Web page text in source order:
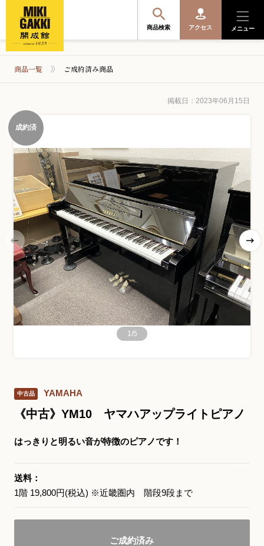
商品検索 アクセス メニュー
便利なサービス
開成館を知る
音楽教室・イベント情報
サポート・購入特典
お問い合わせ総合窓口
06-6252-0432
三木楽器 開成館
〒541-0057
大阪府大阪市中央区北久宝寺町3丁目3−4
商品一覧 ご成約済み商品
掲載日：2023年06月15日
成約済
1/5
中古品 YAMAHA
《中古》YM10 ヤマハアップライトピアノ
はっきりと明るい音が特徴のピアノです！
送料：
1階 19,800円(税込) ※近畿圏内 階段9段まで
ご成約済み